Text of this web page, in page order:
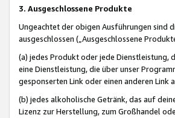
3. Ausgeschlossene Produkte
Ungeachtet der obigen Ausführungen sind
ausgeschlossen („Ausgeschlossene
(a) jedes Produkt oder jede Dienstleistung,
eine Dienstleistung, die über unser
gesponserten Link oder einen anderen
(b) jedes alkoholische Getränk, das auf
Lizenz zur Herstellung, zum Großhandel